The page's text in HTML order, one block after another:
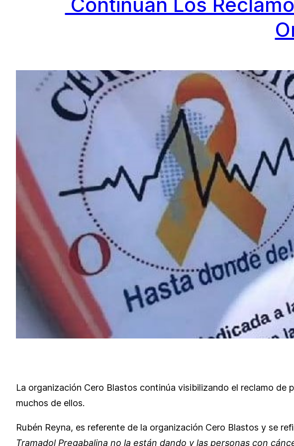
La organización Cero Blastos continúa visibilizando el reclamo
muchos de ellos.
Rubén Reyna, es referente de la organización Cero Blastos y se
Tramadol Pregabalina no la están dando y las personas con